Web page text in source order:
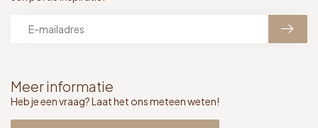
Meer informatie
Heb je een vraag? Laat het ons meteen weten!